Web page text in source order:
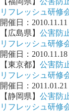
リフレッシュ研修
開催日：2010.11.11
【広島県】 公害防
リフレッシュ研修
開催日：2010.11.18
【東京都】 公害防
リフレッシュ研修
開催日：2011.01.21
【静岡県】 公害防
リフレッシュ研修